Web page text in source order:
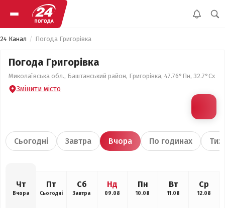
24 Канал Погода Григорівка
Погода Григорівка
Миколаївська обл., Баштанський район, Григорівка, 47.76°Пн, 32.7°Сх
Змінити місто
Сьогодні Завтра Вчора По годинах
Чт
Вчора
Пт
Сьогодні
Сб
Завтра
Нд
09.08
Пн
10.08
Вт
11.08
Ср
12.08